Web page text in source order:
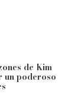
de Kim
un poderoso